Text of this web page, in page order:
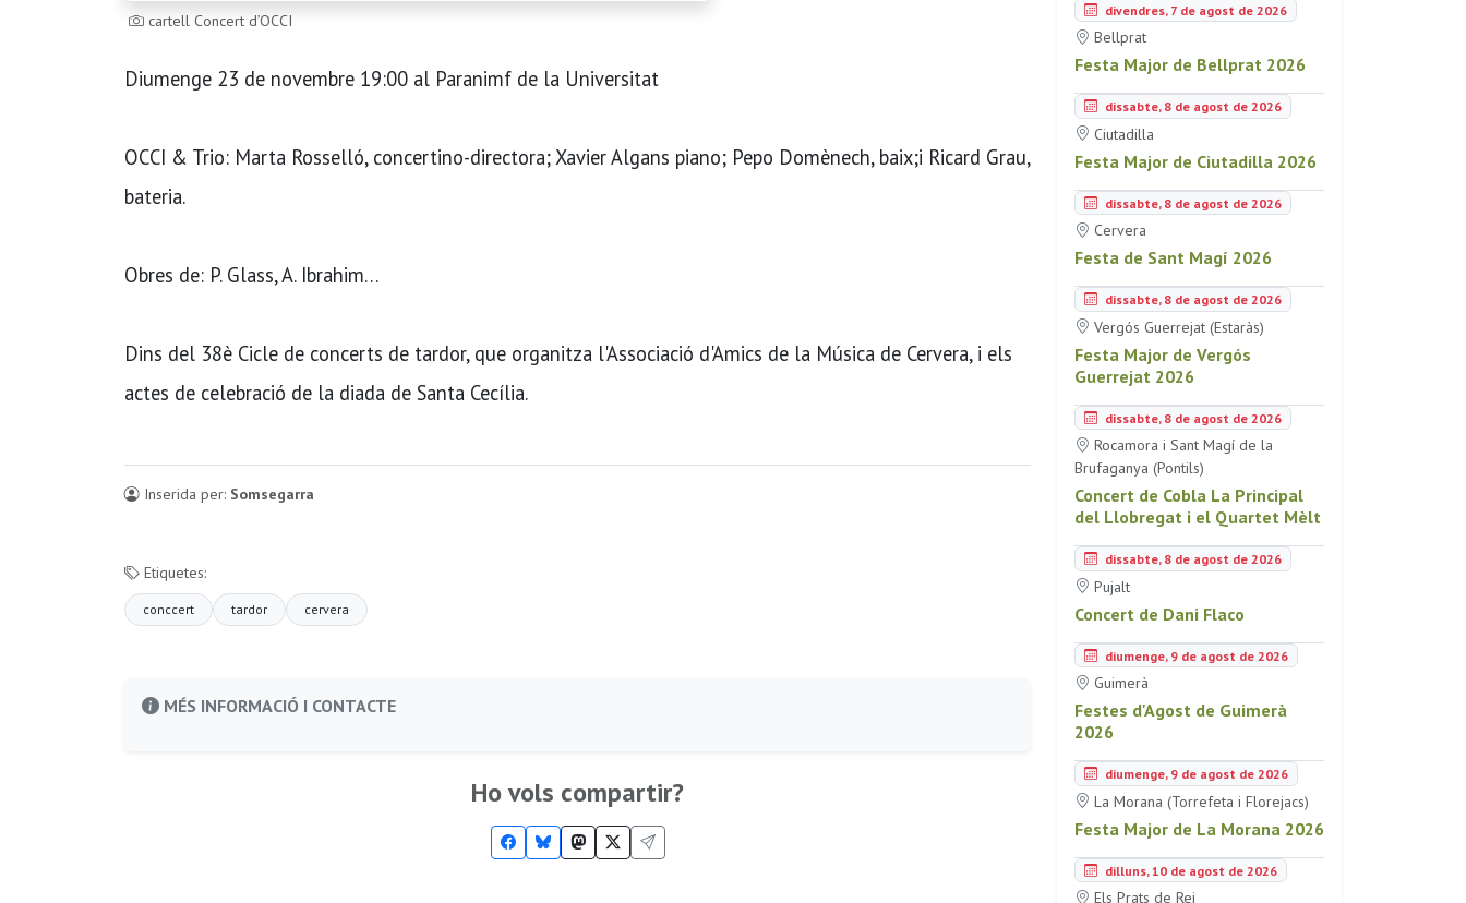
cartell Concert d’OCCI
Diumenge 23 de novembre 19:00 al Paranimf de la Universitat
OCCI & Trio: Marta Rosselló, concertino-directora; Xavier Algans piano; Pepo Domènech, baix;i Ricard Grau,
bateria.
Obres de: P. Glass, A. Ibrahim…
Dins del 38è Cicle de concerts de tardor, que organitza l'Associació d'Amics de la Música de Cervera, i els
actes de celebració de la diada de Santa Cecília.
Inserida per: Somsegarra
Etiquetes:
conccert tardor cervera
MÉS INFORMACIÓ I CONTACTE
Ho vols compartir?
divendres, 7 de agost de 2026
Bellprat
Festa Major de Bellprat 2026
dissabte, 8 de agost de 2026
Ciutadilla
Festa Major de Ciutadilla 2026
dissabte, 8 de agost de 2026
Cervera
Festa de Sant Magí 2026
dissabte, 8 de agost de 2026
Vergós Guerrejat (Estaràs)
Festa Major de Vergós
Guerrejat 2026
dissabte, 8 de agost de 2026
Rocamora i Sant Magí de la
Brufaganya (Pontils)
Concert de Cobla La Principal
del Llobregat i el Quartet Mèlt
dissabte, 8 de agost de 2026
Pujalt
Concert de Dani Flaco
diumenge, 9 de agost de 2026
Guimerà
Festes d'Agost de Guimerà
2026
diumenge, 9 de agost de 2026
La Morana (Torrefeta i Florejacs)
Festa Major de La Morana 2026
dilluns, 10 de agost de 2026
Els Prats de Rei